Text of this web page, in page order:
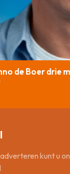
de Boer drie
kunt u